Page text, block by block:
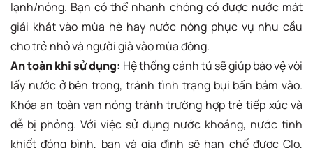
lạnh/nóng. Bạn có thể nhanh chóng có được nước mát
giải khát vào mùa hè hay nước nóng phục vụ nhu cầu
cho trẻ nhỏ và người già vào mùa đông.
An toàn khi sử dụng: Hệ thống cánh tủ sẽ giúp bảo vệ vòi
lấy nước ở bên trong, tránh tình trạng bụi bẩn bám vào.
Khóa an toàn van nóng tránh trường hợp trẻ tiếp xúc và
dễ bị phỏng. Với việc sử dụng nước khoáng, nước tinh
khiết đóng bình, bạn và gia đình sẽ hạn chế được Clo,